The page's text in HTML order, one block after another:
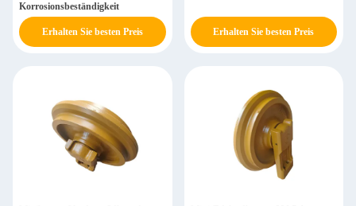
Korrosionsbeständigkeit
Erhalten Sie besten Preis Erhalten Sie besten Preis